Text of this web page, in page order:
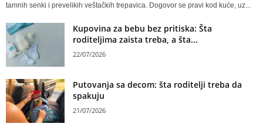
tamnih senki i prevelikih veštačkih trepavica. Dogovor se pravi kod kuće, uz...
Kupovina za bebu bez pritiska: Šta
roditeljima zaista treba, a šta...
22/07/2026
Putovanja sa decom: šta roditelji treba da
spakuju
21/07/2026